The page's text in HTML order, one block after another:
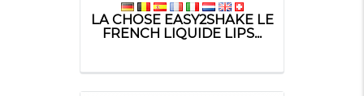
LA CHOSE EASY2SHAKE LE
FRENCH LIQUIDE LIPS...